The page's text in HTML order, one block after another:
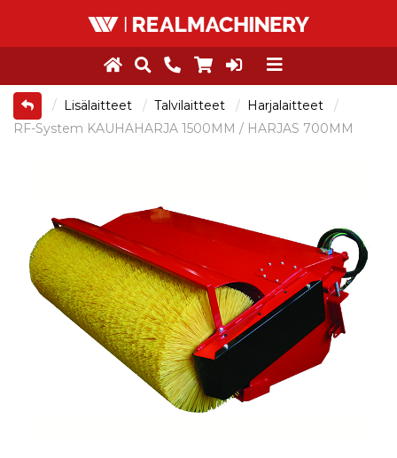
Lisälaitteet Talvilaitteet
Harjalaitteet
RF-System KAUHAHARJA 1500MM / HARJAS 700MM